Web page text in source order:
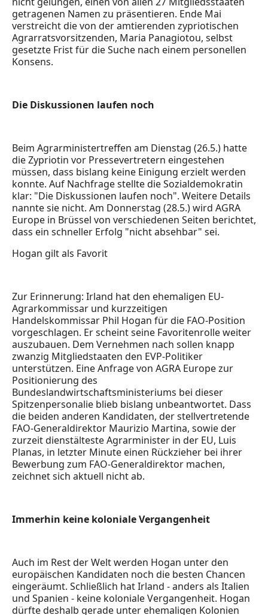
getragenen Namen zu präsentieren. Ende Mai
verstreicht die von der amtierenden zypriotischen
Agrarratsvorsitzenden, Maria Panagiotou, selbst
gesetzte Frist für die Suche nach einem personellen
Konsens.
Die Diskussionen laufen noch
Beim Agrarministertreffen am Dienstag (26.5.) hatte
die Zypriotin vor Pressevertretern eingestehen
müssen, dass bislang keine Einigung erzielt werden
konnte. Auf Nachfrage stellte die Sozialdemokratin
klar: "Die Diskussionen laufen noch". Weitere Details
nannte sie nicht. Am Donnerstag (28.5.) wird AGRA
Europe in Brüssel von verschiedenen Seiten berichtet,
dass ein schneller Erfolg "nicht absehbar" sei.
Hogan gilt als Favorit
Zur Erinnerung: Irland hat den ehemaligen EU-
Agrarkommissar und kurzzeitigen
Handelskommissar Phil Hogan für die FAO-Position
vorgeschlagen. Er scheint seine Favoritenrolle weiter
auszubauen. Dem Vernehmen nach sollen knapp
zwanzig Mitgliedstaaten den EVP-Politiker
unterstützen. Eine Anfrage von AGRA Europe zur
Positionierung des
Bundeslandwirtschaftsministeriums bei dieser
Spitzenpersonalie blieb bislang unbeantwortet. Dass
die beiden anderen Kandidaten, der stellvertretende
FAO-Generaldirektor Maurizio Martina, sowie der
zurzeit dienstälteste Agrarminister in der EU, Luis
Planas, in letzter Minute einen Rückzieher bei ihrer
Bewerbung zum FAO-Generaldirektor machen,
zeichnet sich aktuell nicht ab.
Immerhin keine koloniale Vergangenheit
Auch im Rest der Welt werden Hogan unter den
europäischen Kandidaten noch die besten Chancen
eingeräumt. Schließlich hat Irland - anders als Italien
und Spanien - keine koloniale Vergangenheit. Hogan
dürfte deshalb gerade unter ehemaligen Kolonien